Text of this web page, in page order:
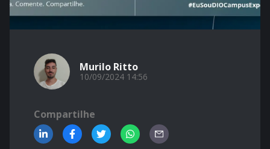
Murilo Ritto
10/09/2024 14:56
Compartilhe